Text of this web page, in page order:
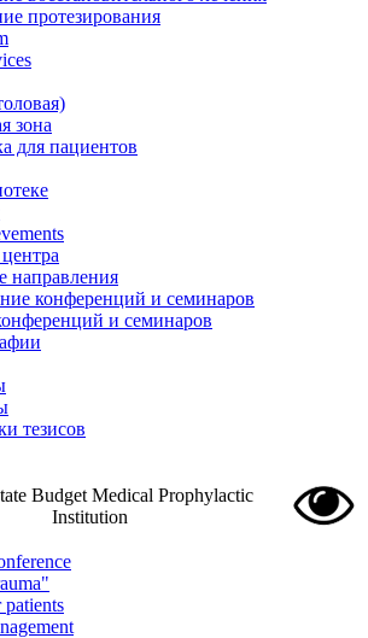
протезирования
зона
для пациентов
направления
конференций и семинаров
и семинаров
тезисов
Budget Medical Prophylactic
Institution